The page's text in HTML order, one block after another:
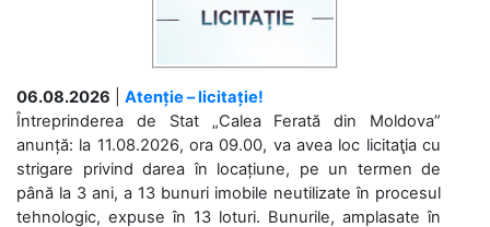
06.08.2026
Atenție – licitație!
Întreprinderea de Stat „Calea Ferată din Moldova”
anunță: la 11.08.2026, ora 09.00, va avea loc licitaţia cu
strigare privind darea în locațiune, pe un termen de
până la 3 ani, a 13 bunuri imobile neutilizate în procesul
tehnologic, expuse în 13 loturi. Bunurile, amplasate în